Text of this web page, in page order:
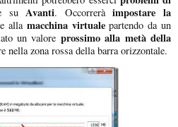
suAvanti. Occorreràimpostare la
allamacchina virtualepartendo da un
un valore prossimo alla metà della
nella zona rossa della barra orizzontale.